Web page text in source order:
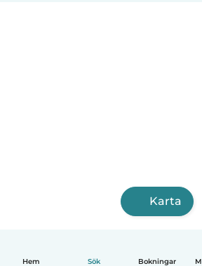
Hem Sök Bokningar
Karta